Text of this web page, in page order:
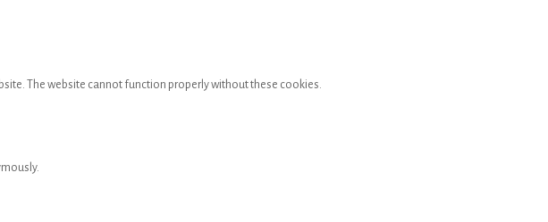
The website cannot function properly without these cookies.